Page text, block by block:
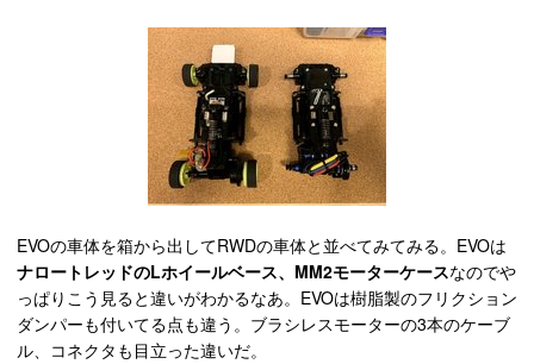
EVOの車体を箱から出してRWDの車体と並べてみてみる。EVOは
ナロートレッドのLホイールベース、MM2モーターケースなのでや
っぱりこう見ると違いがわかるなあ。EVOは樹脂製のフリクション
ダンパーも付いてる点も違う。ブラシレスモーターの3本のケーブ
ル、コネクタも目立った違いだ。